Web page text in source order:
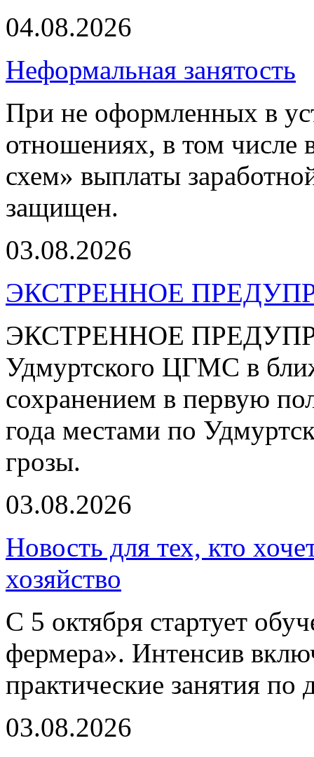
04.08.2026
Неформальная занятость
При не оформленных в
отношениях, в том числе
схем» выплаты
защищен.
03.08.2026
ЭКСТРЕННОЕ
ЭКСТРЕННОЕ
Удмуртского ЦГМС в
сохранением в первую
года местами по
грозы.
03.08.2026
Новость для тех, кто
хозяйство
С 5 октября стартует
фермера». Интенсив
практические занятия по
03.08.2026